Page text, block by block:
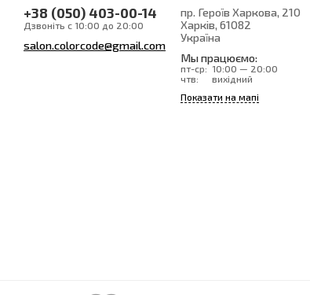
+38 (050) 403-00-14
Дзвоніть с 10:00 до 20:00
salon.colorcode@gmail.com
пр. Героїв Харкова, 210
Харків, 61082
Україна
Мы працюємо:
пт-ср: 10:00 — 20:00
чтв:
вихідний
Показати на мапі